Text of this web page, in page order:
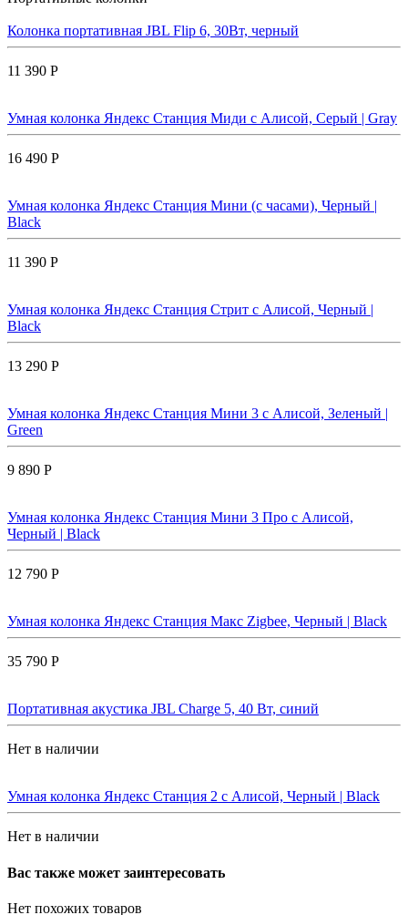
Колонка портативная JBL Flip 6, 30Вт, черный
11 390 Р
Умная колонка Яндекс Станция Миди с Алисой, Cерый | Gray
16 490 Р
Умная колонка Яндекс Станция Мини (с часами), Черный |
Black
11 390 Р
Умная колонка Яндекс Станция Стрит с Алисой, Черный |
Black
13 290 Р
Умная колонка Яндекс Станция Мини 3 с Алисой, Зеленый |
Green
9 890 Р
Умная колонка Яндекс Станция Мини 3 Про с Алисой,
Черный | Black
12 790 Р
Умная колонка Яндекс Станция Макс Zigbee, Черный | Black
35 790 Р
Портативная акустика JBL Charge 5, 40 Вт, синий
Нет в наличии
Умная колонка Яндекс Станция 2 с Алисой, Черный | Black
Нет в наличии
Вас также может заинтересовать
Нет похожих товаров